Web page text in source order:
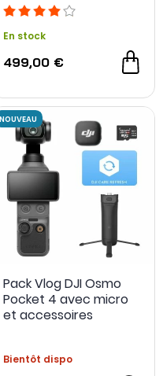
En stock
499,00 €
Pack Vlog DJI Osmo
Pocket 4 avec micro
et accessoires
Bientôt dispo